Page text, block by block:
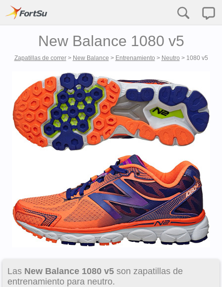
New Balance 1080 v5
Zapatillas de correr> New Balance > Entrenamiento > Neutro > 1080 v5
Las New Balance 1080 v5 son zapatillas de
entrenamiento para neutro.